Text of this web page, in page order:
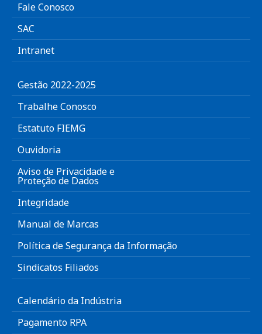
Fale Conosco
SAC
Intranet
Gestão 2022-2025
Trabalhe Conosco
Estatuto FIEMG
Ouvidoria
Aviso de Privacidade e
Proteção de Dados
Integridade
Manual de Marcas
Política de Segurança da Informação
Sindicatos Filiados
Calendário da Indústria
Pagamento RPA